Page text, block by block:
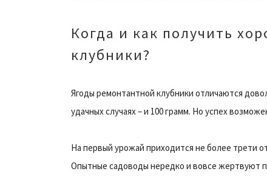
Когда и как получить
клубники?
Ягоды ремонтантной клубники отличаются
удачных случаях – и 100 грамм. Но успех
На первый урожай приходится не более трети
Опытные садоводы нередко и вовсе жертвуют